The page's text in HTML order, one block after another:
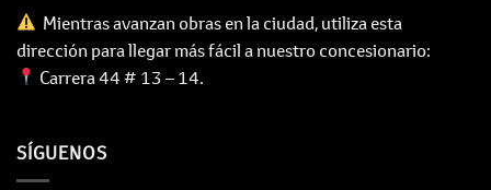
Mientras avanzan obras en la ciudad, utiliza esta
dirección para llegar más fácil a nuestro concesionario:
Carrera 44 # 13 – 14.
SÍGUENOS